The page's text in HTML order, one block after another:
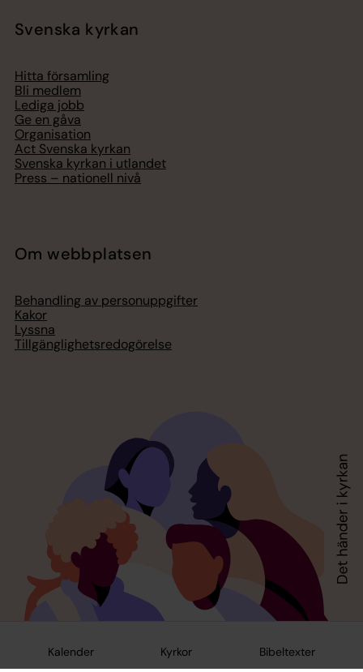
Kalender Kyrkor Bibeltexter
Svenska kyrkan
Hitta församling
Bli medlem
Lediga jobb
Ge en gåva
Organisation
Act Svenska kyrkan
Svenska kyrkan i utlandet
Press – nationell nivå
Om webbplatsen
Behandling av personuppgifter
Kakor
Lyssna
Tillgänglighetsredogörelse